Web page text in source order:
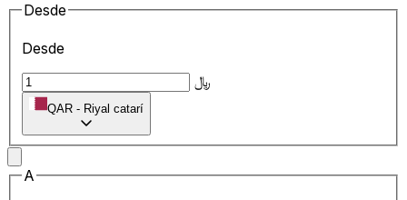
Desde
Desde
﷼
QAR - Riyal catarí
A